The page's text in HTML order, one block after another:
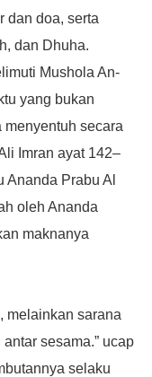
dan doa, serta
dan Dhuha.
Mushola An-
yang bukan
menyentuh secara
Imran ayat 142–
Ananda Prabu Al
oleh Ananda
maknanya
melainkan sarana
sesama.” ucap
selaku